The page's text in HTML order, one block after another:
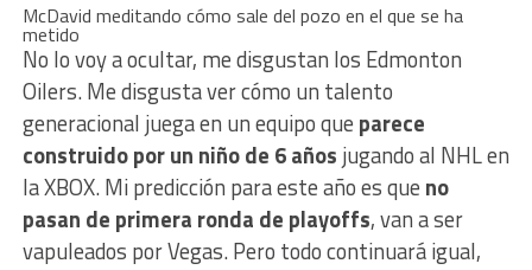
McDavid meditando cómo sale del pozo en el que se ha
metido
No lo voy a ocultar, me disgustan los Edmonton
Oilers. Me disgusta ver cómo un talento
generacional juega en un equipo que parece
construido por un niño de 6 años jugando al NHL en
la XBOX. Mi predicción para este año es que no
pasan de primera ronda de playoffs, van a ser
vapuleados por Vegas. Pero todo continuará igual,